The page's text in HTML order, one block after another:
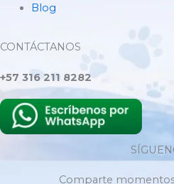
Blog
CONTÁCTANOS
+57 316 211 8282
Comparte